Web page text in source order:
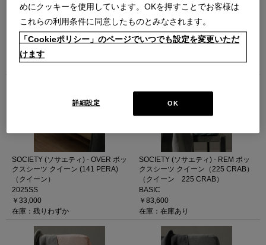
クイーン（ブルーグレー）
（クイーン ブルーグレー）
Q/BGY (Ver.2017)
￥37,400
クイーン（ホワイト）
（クイーン ホワイト）
Q/WH (Ver.2017)
SOCIETY (ソサエティ) - OVER ボッ
クスシーツ クイーン (141 PERA)
（クイーン）
2025SS
￥33,000
在庫：残りわずか
SOCIETY (ソサエティ) - REM ボッ
クスシーツ クイーン（225 CRAB）
（クイーン 225 CRAB）
BASIC
￥83,600
在庫：在庫あり
めにクッキーを使用しています。OKを押すことでお客様は
これらの利用条件に同意したものとみなされます。
「Cookieポリシー」のページでいつでも設定を変更いただ
けます
OK
詳細設定